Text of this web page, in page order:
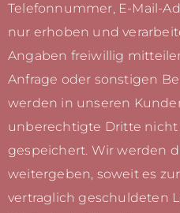
Telefonnummer, E-Mail-
nur erhoben und
Angaben freiwillig
Anfrage oder sonstigen
werden in unseren
unberechtigte Dritte nicht
gespeichert. Wir werden
weitergeben, soweit es
vertraglich geschuldeten